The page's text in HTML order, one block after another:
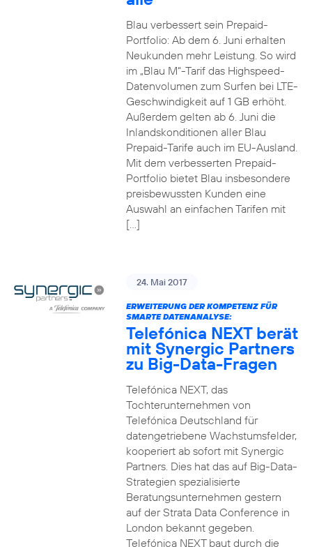
Blau verbessert sein Prepaid-
Portfolio: Ab dem 6. Juni erhalten
Neukunden mehr Leistung. So wird
im „Blau M“-Tarif das Highspeed-
Datenvolumen zum Surfen bei LTE-
Geschwindigkeit auf 1 GB erhöht.
Außerdem gelten ab 6. Juni die
Inlandskonditionen aller Blau
Prepaid-Tarife auch im EU-Ausland.
Mit dem verbesserten Prepaid-
Portfolio bietet Blau insbesondere
preisbewussten Kunden eine
Auswahl an einfachen Tarifen mit
[…]
24. Mai 2017
ERWEITERUNG DER KOMPETENZ FÜR
SMARTE DATENANALYSE:
Telefónica NEXT berät
mit Synergic Partners
zu Big-Data-Fragen
Telefónica NEXT, das
Tochterunternehmen von
Telefónica Deutschland für
datengetriebene Wachstumsfelder,
kooperiert ab sofort mit Synergic
Partners. Dies hat das auf Big-Data-
Strategien spezialisierte
Beratungsunternehmen gestern
auf der Strata Data Conference in
London bekannt gegeben.
Telefónica NEXT baut durch die